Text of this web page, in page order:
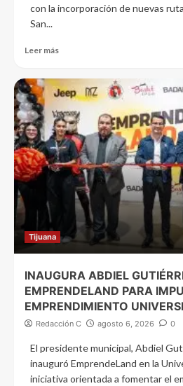
con la incorporación de nuevas
San...
Leer más
Tijuana
INAUGURA ABDIEL
EMPRENDELAND PARA
EMPRENDIMIENTO
Redacción C agosto 6, 2026 0
El presidente municipal, Abdiel
inauguró EmprendeLand en la
iniciativa orientada a fomentar el